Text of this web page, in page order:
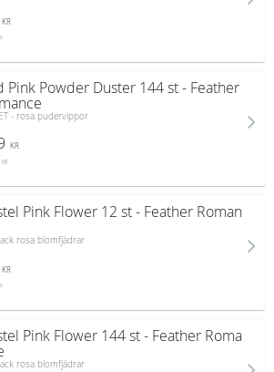
KR
Pink Powder Duster 144 st - Feather
- rosa pudervippor
KR
KR
Pink Flower 12 st - Feather Roman
rosa blomfjädrar
KR
Pink Flower 144 st - Feather Roma
rosa blomfjädrar